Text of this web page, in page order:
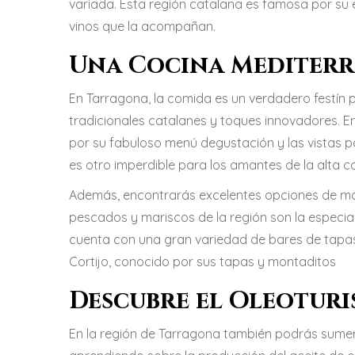
variada. Esta región catalana es famosa por
vinos que la acompañan.
Una Cocina
En Tarragona, la comida es un verdadero
tradicionales catalanes y toques innovadores.
por su fabuloso menú degustación y las vistas
es otro imperdible para los amantes de la alta
Además, encontrarás excelentes opciones de
pescados y mariscos de la región son la
cuenta con una gran variedad de bares de
Cortijo, conocido por sus tapas y montaditos
Descubre el
En la región de Tarragona también podrás